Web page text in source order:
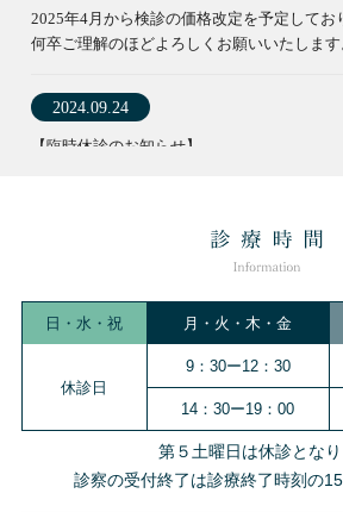
日・水・祝 月・火・木・金
休診日
9：30ー12：30
14：30ー19：00
第５土曜日は休診とな
診察の受付終了は診療終了時刻の